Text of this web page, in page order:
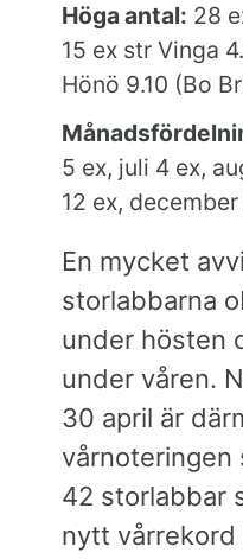
Höga antal: 28
15 ex str Vinga
Hönö 9.10 (Bo
5 ex, juli 4 ex,
12 ex, december
En mycket
storlabbarna
under hösten
under våren.
30 april är
vårnoteringen
42 storlabbar
nytt vårrekord